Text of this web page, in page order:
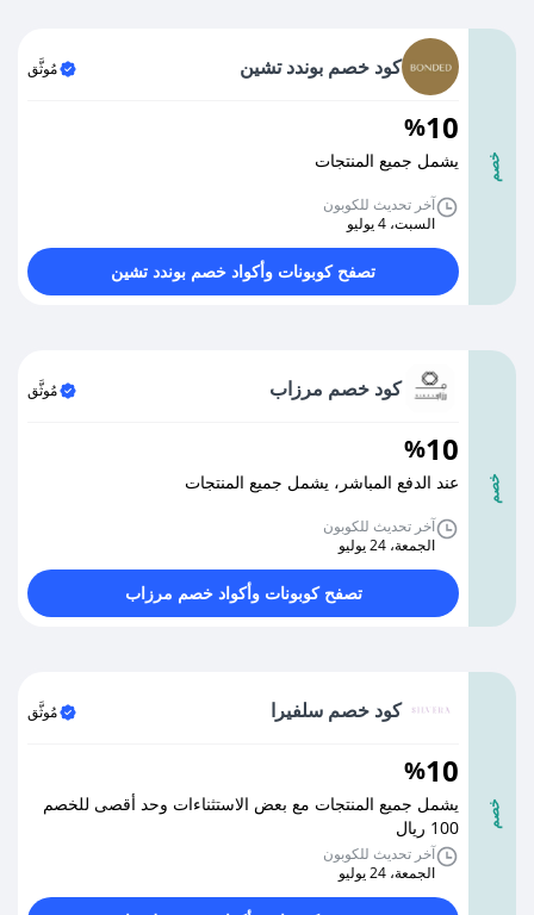
خصم
كود خصم بوندد تشين مُوثَّق
10
%
يشمل جميع المنتجات
آخر تحديث للكوبون
السبت، 4 يوليو
تصفح كوبونات وأكواد خصم بوندد تشين
خصم
كود خصم مرزاب مُوثَّق
10
%
عند الدفع المباشر، يشمل جميع المنتجات
آخر تحديث للكوبون
الجمعة، 24 يوليو
تصفح كوبونات وأكواد خصم مرزاب
خصم
كود خصم سلفيرا مُوثَّق
10
%
يشمل جميع المنتجات مع بعض الاستثناءات وحد أقصى للخصم
100 ريال
آخر تحديث للكوبون
الجمعة، 24 يوليو